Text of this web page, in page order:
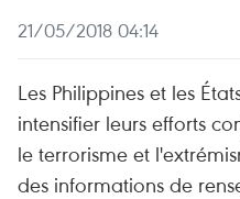
21/05/2018 04:14
Les Philippines et les
intensifier leurs efforts
le terrorisme et
des informations de